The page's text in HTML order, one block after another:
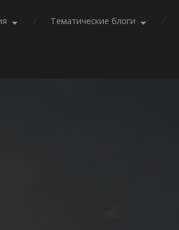
Тематические блоги